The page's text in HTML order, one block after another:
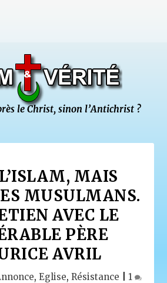
MAIS
MUSULMANS.
AVEC LE
PÈRE
AVRIL
, Eglise, Résistance 1